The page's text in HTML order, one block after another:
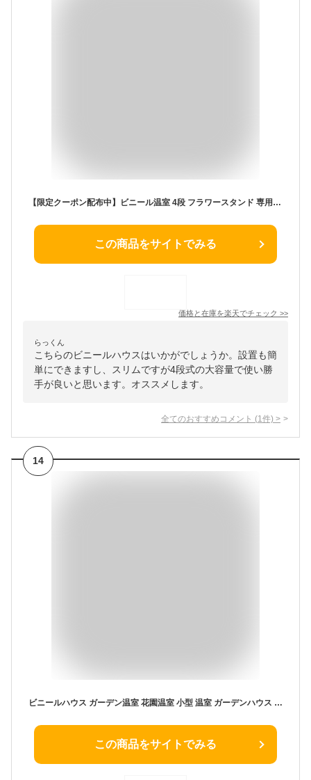
【限定クーポン配布中】ビニール温室 4段 フラワースタンド 専用ビニールカバー付き 園芸 棚 屋外 簡易温室 フラワーハウス ガーデニングラック ビニールハウス ガーデンハウス ミニ 小型 家庭用 ビニール 温室 カーデニング ラック ハウス 菜園 花壇 園芸温室
この商品をサイトでみる
価格と在庫を楽天でチェック >>
らっくん
こちらのビニールハウスはいかがでしょうか。設置も簡
単にできますし、スリムですが4段式の大容量で使い勝
手が良いと思います。オススメします。
全てのおすすめコメント (1 件) >
14
ビニールハウス ガーデン温室 花園温室 小型 温室 ガーデンハウス ミニ温室 ビニールハウス 家庭用 室内 小型 ガーデン温室 花園温室 植物の温室 ラワースタンド・ガーデンラック・家庭菜園・温室 替えカバー 3/4/5段用 植物栽培 園芸用品 三種類サイズ（鉄フレームなし）
この商品をサイトでみる